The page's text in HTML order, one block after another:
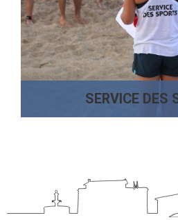
SERVICE DES